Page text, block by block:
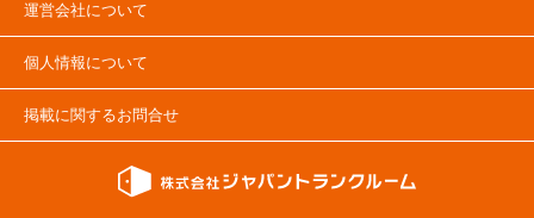
運営会社について
個人情報について
掲載に関するお問合せ